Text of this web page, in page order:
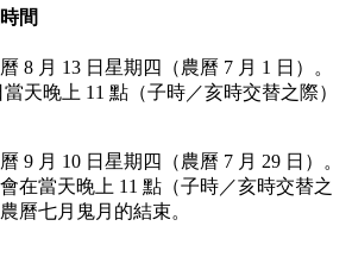
間
8 月 13 日星期四（農曆 7 月 1 日）。
天晚上 11 點（子時／亥時交替之際）
9 月 10 日星期四（農曆 7 月 29 日）。
在當天晚上 11 點（子時／亥時交替之
曆七月鬼月的結束。